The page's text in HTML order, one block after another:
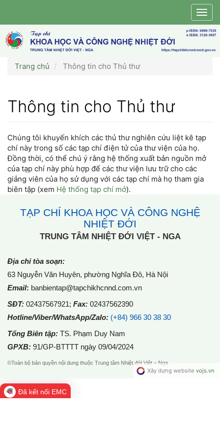
chính
Nội
dung
Thanh
Trang chủ Thông tin cho Thủ thư
Thông tin cho Thủ thư
Chúng tôi khuyến khích các thủ thư nghiên cứu liệt kê tạp
chí này trong số các tạp chí điện tử của thư viện của họ.
Đồng thời, có thể chú ý rằng hệ thống xuất bản nguồn mở
của tạp chí này phù hợp để các thư viện lưu trữ cho các
giảng viên của họ sử dụng với các tạp chí mà họ tham gia
biên tập (xem Hệ thống tạp chí mở).
TẠP CHÍ KHOA HỌC VÀ CÔNG NGHỆ
NHIỆT ĐỚI
TRUNG TÂM NHIỆT ĐỚI VIỆT - NGA
Địa chỉ tòa soạn:
63 Nguyễn Văn Huyên, phường Nghĩa Đô, Hà Nội
Email: banbientap@tapchikhcnnd.com.vn
SĐT: 02437567921; Fax: 02437562390
Hotline/Viber/WhatsApp/Zalo: (+84) 966 30 38 30
Tổng Biên tập: TS. Phạm Duy Nam
GPXB: 91/GP-BTTTT ngày 09/04/2024
©Toàn bộ bản quyền nội dung thuộc Trung tâm Nhiệt đới Việt – Nga.
Đã kết nối EMC